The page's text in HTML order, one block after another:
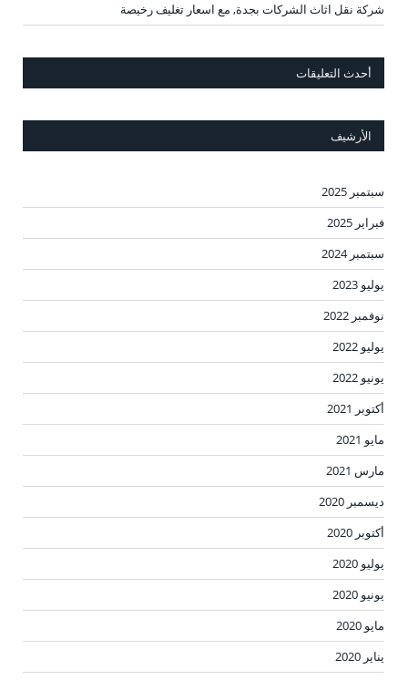
شركة نقل اثاث الشركات بجدة, مع اسعار تغليف رخيصة
أحدث التعليقات
الأرشيف
سبتمبر 2025
فبراير 2025
سبتمبر 2024
يوليو 2023
نوفمبر 2022
يوليو 2022
يونيو 2022
أكتوبر 2021
مايو 2021
مارس 2021
ديسمبر 2020
أكتوبر 2020
يوليو 2020
يونيو 2020
مايو 2020
يناير 2020